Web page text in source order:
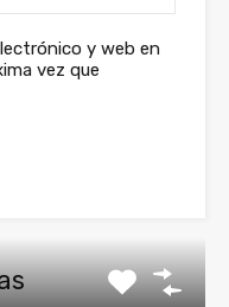
y web en
vez que